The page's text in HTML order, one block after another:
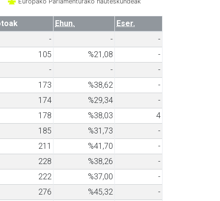
Ehun.
Eser.
- -
-
105 %21,08
-
- -
-
173 %38,62
-
174 %29,34
-
178 %38,03
4
185 %31,73
-
211 %41,70
-
228 %38,26
-
222 %37,00
-
276 %45,32
-